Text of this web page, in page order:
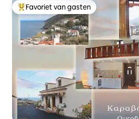
Topfavoriet van gasten
Favoriet van gasten